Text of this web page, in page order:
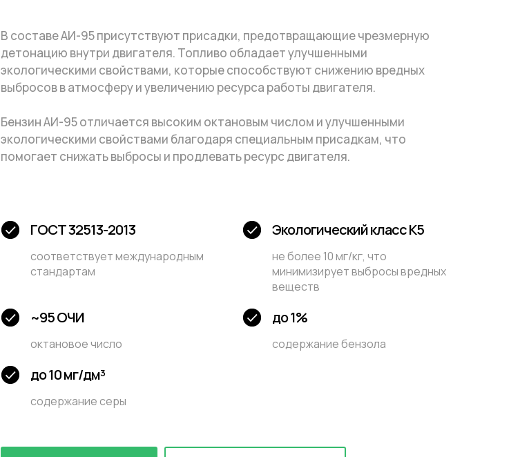
В составе АИ-95 присутствуют присадки, предотвращающие чрезмерную
детонацию внутри двигателя. Топливо обладает улучшенными
экологическими свойствами, которые способствуют снижению вредных
выбросов в атмосферу и увеличению ресурса работы двигателя.
Бензин АИ-95 отличается высоким октановым числом и улучшенными
экологическими свойствами благодаря специальным присадкам, что
помогает снижать выбросы и продлевать ресурс двигателя.
ГОСТ 32513-2013
соответствует международным
стандартам
Экологический класс К5
не более 10 мг/кг, что
минимизирует выбросы вредных
веществ
~95 ОЧИ
октановое число
до 1%
содержание бензола
до 10 мг/дм³
содержание серы